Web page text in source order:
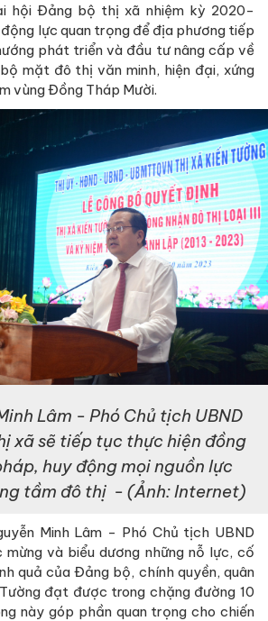
hội Đảng bộ thị xã nhiệm kỳ 2020-
lực quan trọng để địa phương tiếp
phát triển và đầu tư nâng cấp về
mặt đô thị văn minh, hiện đại, xứng
vùng Đồng Tháp Mười.
Lâm - Phó Chủ tịch UBND
xã sẽ tiếp tục thực hiện đồng
huy động mọi nguồn lực
tầm đô thị- (Ảnh: Internet)
Minh Lâm - Phó Chủ tịch UBND
và biểu dương những nỗ lực, cố
quả của Đảng bộ, chính quyền, quân
đạt được trong chặng đường 10
này góp phần quan trọng cho chiến